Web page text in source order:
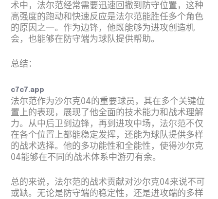
术中，法尔范经常需要迅速回撤到防守位置，这种
高强度的跑动和快速反应是法尔范能胜任多个角色
的原因之一。作为边锋，他既能够为进攻创造机
会，也能够在防守端为球队提供帮助。
总结：
c7c7.app
法尔范作为沙尔克04的重要球员，其在多个关键位
置上的表现，展现了他全面的技术能力和战术理解
力。从中后卫到边锋，再到进攻中场，法尔范不仅
在各个位置上都能稳定发挥，还能为球队提供多样
的战术选择。他的多功能性和全能性，使得沙尔克
04能够在不同的战术体系中游刃有余。
总的来说，法尔范的战术贡献对沙尔克04来说不可
或缺。无论是防守端的稳定性，还是进攻端的多样